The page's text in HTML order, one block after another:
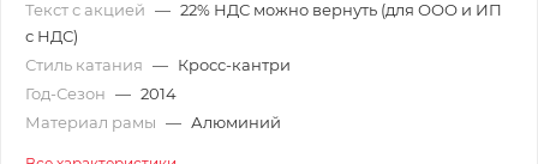
Текст с акцией — 22% НДС можно вернуть (для ООО и ИП
с НДС)
Стиль катания — Кросс-кантри
Год-Сезон — 2014
Материал рамы — Алюминий